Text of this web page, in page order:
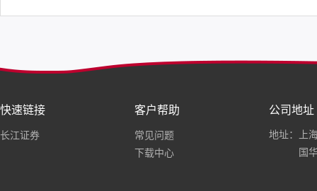
快速链接
长江证券
客户帮助
常见问题
下载中心
公司地址
地址：上
国